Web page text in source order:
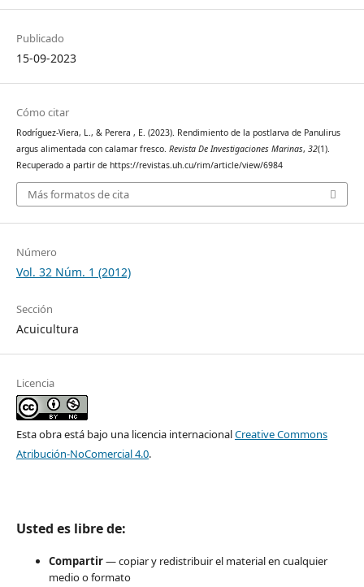
Publicado
15-09-2023
Cómo citar
Rodríguez-Viera, L., & Perera , E. (2023). Rendimiento de la postlarva de Panulirus
argus alimentada con calamar fresco. Revista De Investigaciones Marinas, 32(1).
Recuperado a partir de https://revistas.uh.cu/rim/article/view/6984
Más formatos de cita
Número
Vol. 32 Núm. 1 (2012)
Sección
Acuicultura
Licencia
Esta obra está bajo una licencia internacionalCreative Commons
Atribución-NoComercial 4.0.
Usted es libre de:
Compartir— copiar y redistribuir el material en cualquier
medio o formato